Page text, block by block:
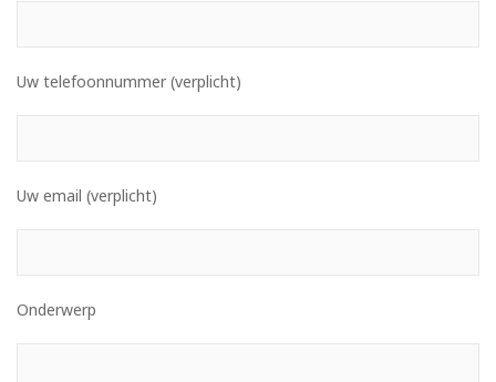
Uw telefoonnummer (verplicht)
Uw email (verplicht)
Onderwerp